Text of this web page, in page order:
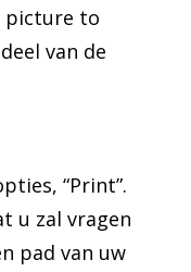
picture to
van de
“Print”.
u zal vragen
pad van uw